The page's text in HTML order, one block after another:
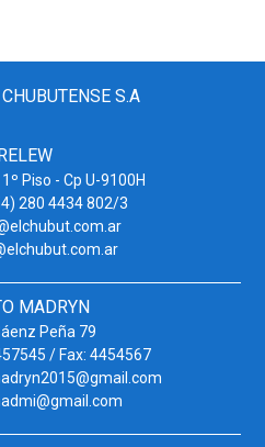
S.A
Piso - Cp U-9100H
280 4434 802/3
MADRYN
Peña 79
/ Fax: 4454567